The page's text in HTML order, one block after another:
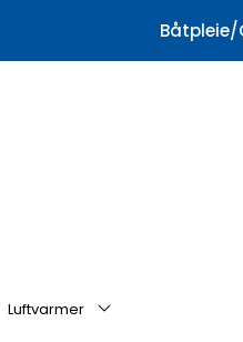
Kjøpshjelp |
Luftvarmer